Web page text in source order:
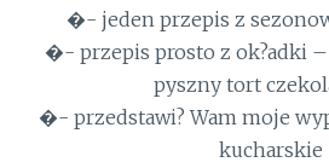
�- jeden przepis z
�- przepis prosto z ok?adki
pyszny tort
�- przedstawi? Wam moje
kucharskie